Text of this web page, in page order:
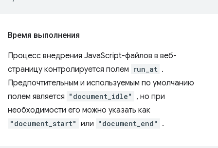
Время выполнения
Процесс внедрения JavaScript-файлов в веб-
страницу контролируется полем run_at .
Предпочтительным и используемым по умолчанию
полем является "document_idle"
, но при
необходимости его можно указать как
"document_start" или "document_end" .